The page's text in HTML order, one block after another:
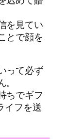
を見てい
とで顔を
って必ず
ちでギフ
イフを送